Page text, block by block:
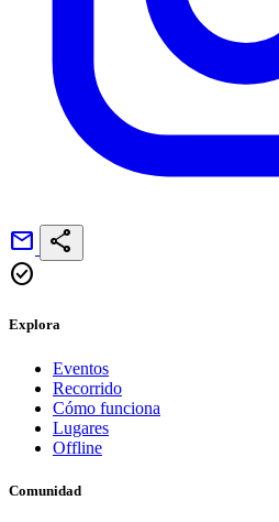
mail share
check_circle
Explora
Eventos
Recorrido
Cómo funciona
Lugares
Offline
Comunidad